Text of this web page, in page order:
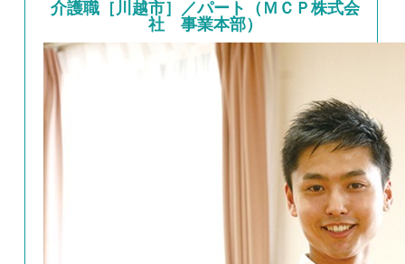
介護職［川越市］／パート（ＭＣＰ株式会
社 事業本部）